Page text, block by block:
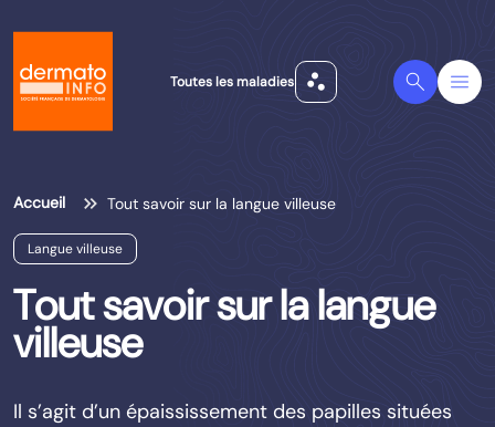
Toutes les maladies scatter_plot Search Menu
Accueil Tout savoir sur la langue villeuse
Langue villeuse
Tout savoir sur la langue
villeuse
Il s’agit d’un épaississement des papilles situées